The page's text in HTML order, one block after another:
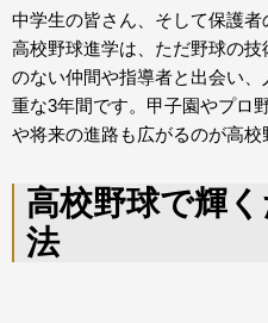
中学生の皆さん、そして保護者
高校野球進学は、ただ野球の
のない仲間や指導者と出会い
重な3年間です。甲子園やプロ
や将来の進路も広がるのが高校
高校野球で輝
法